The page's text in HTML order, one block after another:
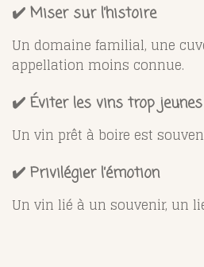
✔️ Miser sur l’histoire
Un domaine familial, une
appellation moins connue.
✔️ Éviter les vins trop jeunes
Un vin prêt à boire est
✔️ Privilégier l’émotion
Un vin lié à un souvenir, un